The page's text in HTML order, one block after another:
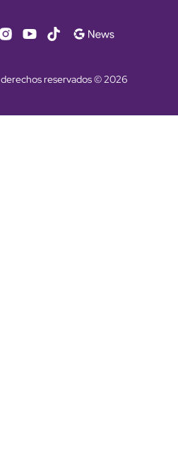
reservados © 2026